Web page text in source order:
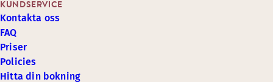
KUNDSERVICE
Kontakta oss
FAQ
Priser
Policies
Hitta din bokning